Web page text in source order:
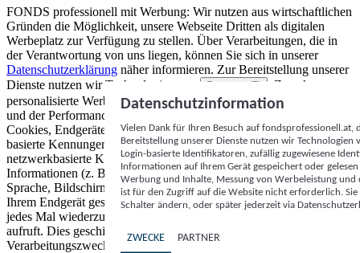
FONDS professionell mit Werbung: Wir nutzen aus wirtschaftlichen
Gründen die Möglichkeit, unsere Webseite Dritten als digitalen
Werbeplatz zur Verfügung zu stellen. Über Verarbeitungen, die in
der Verantwortung von uns liegen, können Sie sich in unserer
Datenschutzerklärung näher informieren. Zur Bereitstellung unserer
Dienste nutzen wir Technologien von
Partnern (5)
. Zwecke:
personalisierte Werbung und Inhalte, Messung von Werbeleistung
und der Performance von Inhalten sowie Zielgruppenforschung.
Cookies, Endgeräte- oder ähnliche Online-Kennungen (z. B. login-
basierte Kennungen, zufällig generierte Kennungen,
netzwerkbasierte Kennungen) können zusammen mit anderen
Informationen (z. B. Browsertyp und Browserinformationen,
Sprache, Bildschirmgröße, unterstützte Technologien usw.) auf
Ihrem Endgerät gespeichert oder von dort ausgelesen werden, um es
jedes Mal wiederzuerkennen, wenn es eine App oder einer Webseite
aufruft. Dies geschieht für einen oder mehrere der hier aufgeführten
Verarbeitungszwecke.
Datenschutzinformation
Vielen Dank für Ihren Besuch auf
Bereitstellung unserer Dienste nutzen wir Technologien
Login-basierte Identifikatoren, zufällig zugewiesene
Informationen auf Ihrem Gerät gespeichert oder
Werbung und Inhalte, Messung von Werbeleistung
ist für den Zugriff auf die Website nicht erforderlich.
Schalter ändern, oder später jederzeit via
ZWECKE PARTNER